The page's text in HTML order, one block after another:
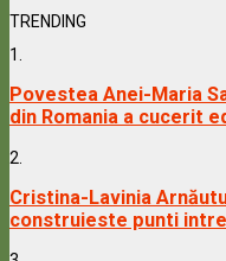
TRENDING
1.
Povestea Anei-Maria
din Romania a cucerit
2.
Cristina-Lavinia
construieste punti